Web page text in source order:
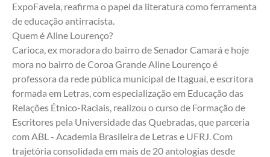
ExpoFavela, reafirma o papel da literatura como ferramenta
de educação antirracista.
Quem é Aline Lourenço?
Carioca, ex moradora do bairro de Senador Camará e hoje
mora no bairro de Coroa Grande Aline Lourenço é
professora da rede pública municipal de Itaguaí, e escritora
formada em Letras, com especialização em Educação das
Relações Étnico-Raciais, realizou o curso de Formação de
Escritores pela Universidade das Quebradas, que parceria
com ABL - Academia Brasileira de Letras e UFRJ. Com
trajetória consolidada em mais de 20 antologias desde